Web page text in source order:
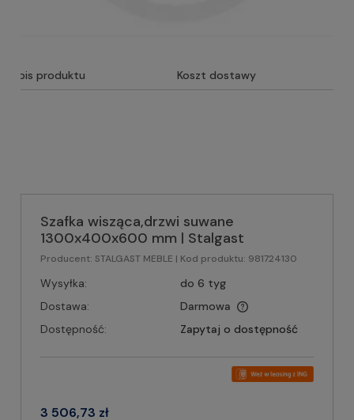
Opis produktu Koszt dostawy
Szafka wisząca,drzwi suwane
1300x400x600 mm | Stalgast
Producent: STALGAST MEBLE | Kod produktu: 981724130
Wysyłka:
do 6 tyg
Dostawa:
Darmowa
Dostępność:
Zapytaj o dostępność
3 506,73 zł